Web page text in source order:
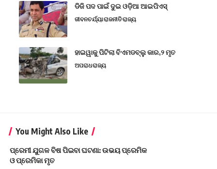
ଡିଜି ପଦ ପାଇଁ ଦୁଇ ଓଡ଼ିଆ ଆଇପିଏସ୍
ଜୀବନଚର୍ଯ୍ୟାରାଜନୀତିରାଜ୍ୟ
ହାଇୱାକୁ ପିଟିଲା ବିଏମଡବ୍ଲୁ କାର,୨ ମୃତ
ଅପରାଧରାଜ୍ୟ
You Might Also Like
ପ୍ରେମୀ ଯୁଗଳ ବିଷ ପିଇବା ଘଟଣା: ଉଭୟ ପ୍ରେମିକ
ଓ ପ୍ରେମିକା ମୃତ